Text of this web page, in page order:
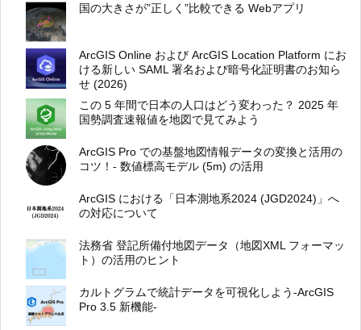
国の大きさが”正しく”比較できる Webアプリ
ArcGIS Online および ArcGIS Location Platform にお
ける新しい SAML 署名および暗号化証明書のお知ら
せ (2026)
この 5 年間で日本の人口はどう変わった？ 2025 年
国勢調査速報値を地図で見てみよう
ArcGIS Pro での基盤地図情報データの変換と活用の
コツ！- 数値標高モデル (5m) の活用
ArcGIS における「日本測地系2024 (JGD2024)」へ
の対応について
法務省 登記所備付地図データ（地図XML フォーマッ
ト）の活用のヒント
カルトグラムで統計データを可視化しよう-ArcGIS
Pro 3.5 新機能-